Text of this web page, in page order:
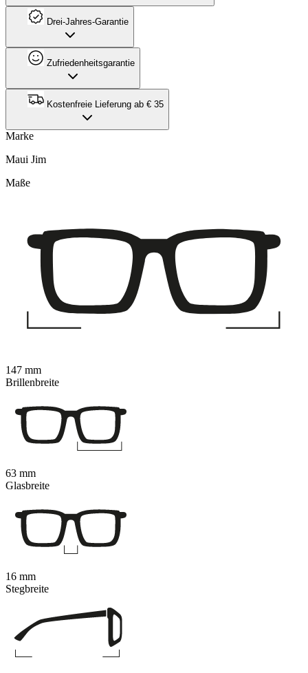
Drei-Jahres-Garantie
Zufriedenheitsgarantie
Kostenfreie Lieferung ab € 35
Marke
Maui Jim
Maße
147 mm
Brillenbreite
63 mm
Glasbreite
16 mm
Stegbreite